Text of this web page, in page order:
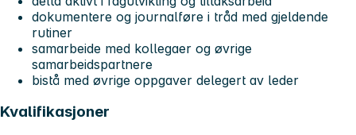
dokumentere og journalføre i tråd med gjeldende
rutiner
samarbeide med kollegaer og øvrige
samarbeidspartnere
bistå med øvrige oppgaver delegert av leder
Kvalifikasjoner